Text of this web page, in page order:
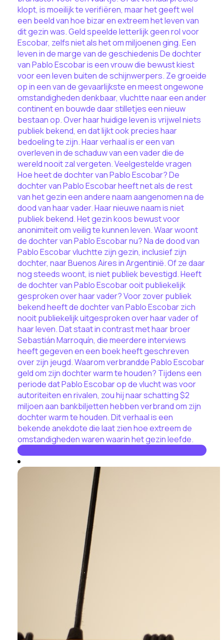
klopt, is moeilijk te verifiëren, maar het geeft wel
een beeld van hoe bizar en extreem het leven van
dit gezin was. Geld speelde letterlijk geen rol voor
Escobar, zelfs niet als het om miljoenen ging. Een
leven in de marge van de geschiedenis De dochter
van Pablo Escobar is een vrouw die bewust kiest
voor een leven buiten de schijnwerpers. Ze groeide
op in een van de gevaarlijkste en meest ongewone
omstandigheden denkbaar, vluchtte naar een ander
continent en bouwde daar stilletjes een nieuw
bestaan op. Over haar huidige leven is vrijwel niets
publiek bekend, en dat lijkt ook precies haar
bedoeling te zijn. Haar verhaal is er een van
overleven in de schaduw van een vader die de
wereld nooit zal vergeten. Veelgestelde vragen
Hoe heet de dochter van Pablo Escobar? De
dochter van Pablo Escobar heeft net als de rest
van het gezin een andere naam aangenomen na de
dood van haar vader. Haar nieuwe naam is niet
publiek bekend. Het gezin koos bewust voor
anonimiteit om veilig te kunnen leven. Waar woont
de dochter van Pablo Escobar nu? Na de dood van
Pablo Escobar vluchtte zijn gezin, inclusief zijn
dochter, naar Buenos Aires in Argentinië. Of ze daar
nog steeds woont, is niet publiek bevestigd. Heeft
de dochter van Pablo Escobar ooit publiekelijk
gesproken over haar vader? Voor zover publiek
bekend heeft de dochter van Pablo Escobar zich
nooit publiekelijk uitgesproken over haar vader of
haar leven. Dat staat in contrast met haar broer
Sebastián Marroquín, die meerdere interviews
heeft gegeven en een boek heeft geschreven
over zijn jeugd. Waarom verbrandde Pablo Escobar
geld om zijn dochter warm te houden? Tijdens een
periode dat Pablo Escobar op de vlucht was voor
autoriteiten en rivalen, zou hij naar schatting $2
miljoen aan bankbiljetten hebben verbrand om zijn
dochter warm te houden. Dit verhaal is een
bekende anekdote die laat zien hoe extreem de
omstandigheden waren waarin het gezin leefde.
Lees hier